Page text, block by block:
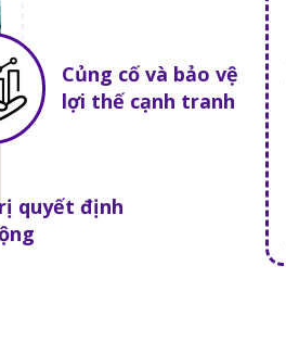
Củng cố và bảo vệ
lợi thế cạnh tranh
quyết định